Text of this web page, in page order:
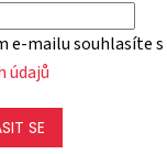
e-mailu souhlasíte s
údajů
SE